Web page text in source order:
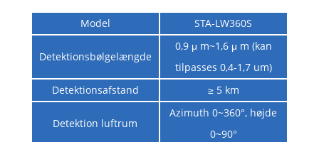
Model STA-LW360S
Detektionsbølgelængde
0,9 μ m~1,6 μ m (kan
tilpasses 0,4-1,7 um)
Detektionsafstand
≥ 5 km
Detektion luftrum
Azimuth 0~360°, højde
0~90°